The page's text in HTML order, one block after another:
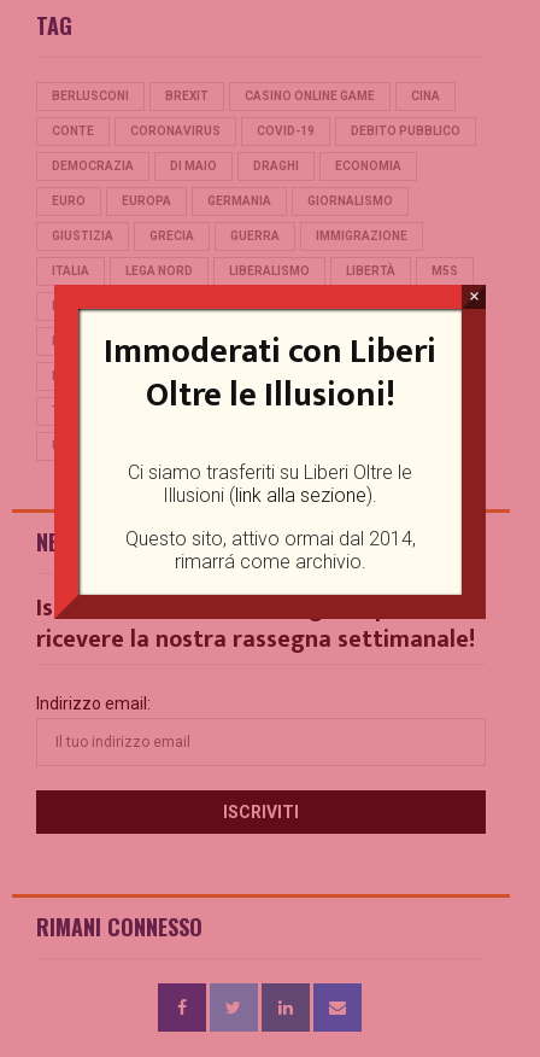
TAG
BERLUSCONI BREXIT CASINO ONLINE GAME CINA
CONTE CORONAVIRUS COVID-19 DEBITO PUBBLICO
DEMOCRAZIA DI MAIO DRAGHI ECONOMIA
EURO EUROPA GERMANIA GIORNALISMO
GIUSTIZIA GRECIA GUERRA IMMIGRAZIONE
ITALIA LEGA NORD LIBERALISMO LIBERTÀ M5S
MERKEL OCCIDENTE PD POLITICA POPULISMO
REFERENDUM RENZI REPUBBLICA
TRUMP
UNIONE EUROPEA
NEWSLETTER
Iscriviti alla nostra Mailing List per
ricevere la nostra rassegna settimanale!
Indirizzo email:
RIMANI CONNESSO
Immoderati con Liberi
Oltre le Illusioni!
Ci siamo trasferiti su Liberi Oltre le
Illusioni (link alla sezione).
Questo sito, attivo ormai dal 2014,
rimarrá come archivio.
×